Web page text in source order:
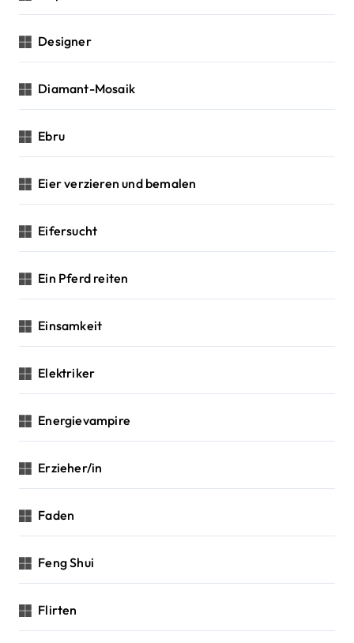
Designer
Diamant-Mosaik
Ebru
Eier verzieren und bemalen
Eifersucht
Ein Pferd reiten
Einsamkeit
Elektriker
Energievampire
Erzieher/in
Faden
Feng Shui
Flirten